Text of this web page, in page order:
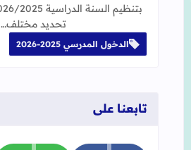
تحديد مختلف…
الدخول المدرسي 2025-2026
تابعنا على